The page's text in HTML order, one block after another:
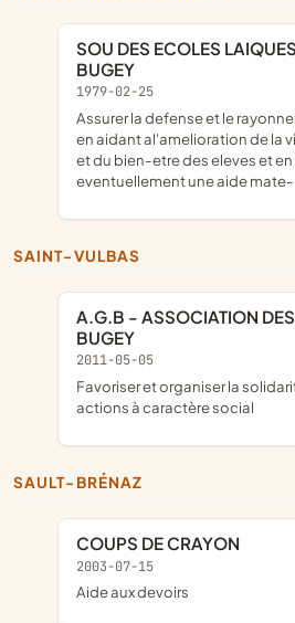
SOU DES ECOLES LAIQUES DE SAINT DENIS EN
BUGEY
1979-02-25
assurer la defense et le rayonnement de l'ecole laique
en aidant al'amelioration de la
et du bien-etre des eleves et
eventuellement une aide mate-
SAINT-VULBAS
A.G.B - ASSOCIATION DES GENDARMES DU
BUGEY
2011-05-05
favoriser et organiser la solidarité des membres par des
actions à caractère social
SAULT-BRÉNAZ
COUPS DE CRAYON
2003-07-15
aide aux devoirs